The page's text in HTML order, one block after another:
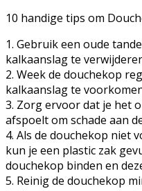
10 handige tips om
1. Gebruik een oude
kalkaanslag te
2. Week de douchekop
kalkaanslag te
3. Zorg ervoor dat je het
afspoelt om schade aan
4. Als de douchekop niet
kun je een plastic zak
douchekop binden en
5. Reinig de douchekop